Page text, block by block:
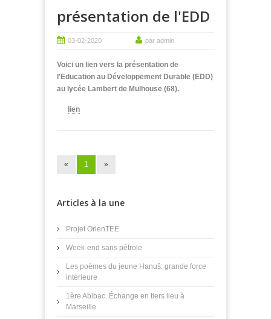
présentation de l'EDD
03-02-2020 par admin
Voici un lien vers la présentation de
l'Education au Développement Durable (EDD)
au lycée Lambert de Mulhouse (68).
lien
« 1 »
Articles à la une
Projet OrienTEE
Week-end sans pétrole
Les poèmes du jeune Hanuš: grande force
intérieure
1ère Abibac. Échange en tiers lieu à
Marseille